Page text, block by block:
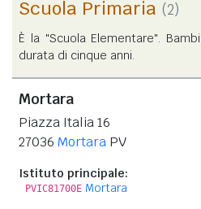
Scuola Primaria (2)
È la "Scuola Elementare".
durata di cinque anni.
Mortara
Piazza Italia 16
27036 Mortara PV
Istituto principale:
PVIC81700E Mortara